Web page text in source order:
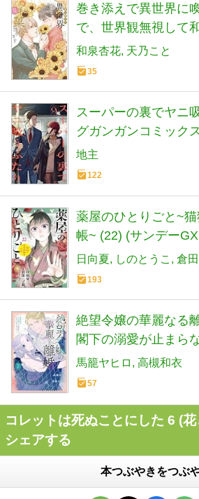
巻き添えで異世界に
で、世界観無視して
(マンガワンコミック
和泉杏花 天乃こと
35
スーパーの裏でヤニ
グガンガンコミック
地主
122
薬屋のひとりごと~
帳~ (22) (サンデー
日向夏 しのとうこ 倉
193
絶望令嬢の華麗なる
閣下の溺愛が止まら
とゆめコミックスス
馬籠ヤヒロ 高槻和衣
57
コレットは死ぬことにした 6 (
シェアする
本つぶやきをつぶ